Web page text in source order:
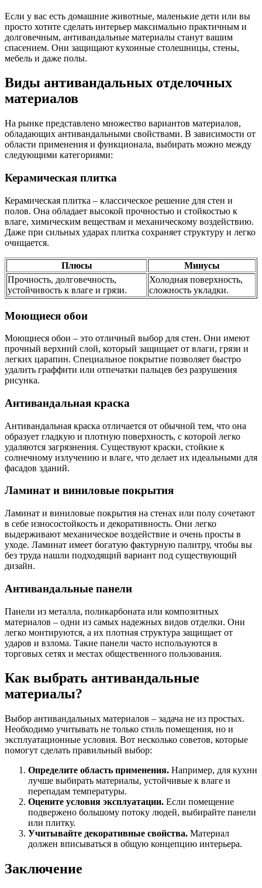
Если у вас есть домашние животные, маленькие дети или вы
просто хотите сделать интерьер максимально практичным и
долговечным, антивандальные материалы станут вашим
спасением. Они защищают кухонные столешницы, стены,
мебель и даже полы.
Виды антивандальных отделочных
материалов
На рынке представлено множество вариантов материалов,
обладающих антивандальными свойствами. В зависимости от
области применения и функционала, выбирать можно между
следующими категориями:
Керамическая плитка
Керамическая плитка – классическое решение для стен и
полов. Она обладает высокой прочностью и стойкостью к
влаге, химическим веществам и механическому воздействию.
Даже при сильных ударах плитка сохраняет структуру и легко
очищается.
Плюсы
Минусы
Прочность, долговечность,
устойчивость к влаге и грязи.
Холодная поверхность,
сложность укладки.
Моющиеся обои
Моющиеся обои – это отличный выбор для стен. Они имеют
прочный верхний слой, который защищает от влаги, грязи и
легких царапин. Специальное покрытие позволяет быстро
удалить граффити или отпечатки пальцев без разрушения
рисунка.
Антивандальная краска
Антивандальная краска отличается от обычной тем, что она
образует гладкую и плотную поверхность, с которой легко
удаляются загрязнения. Существуют краски, стойкие к
солнечному излучению и влаге, что делает их идеальными для
фасадов зданий.
Ламинат и виниловые покрытия
Ламинат и виниловые покрытия на стенах или полу сочетают
в себе износостойкость и декоративность. Они легко
выдерживают механическое воздействие и очень просты в
уходе. Ламинат имеет богатую фактурную палитру, чтобы вы
без труда нашли подходящий вариант под существующий
дизайн.
Антивандальные панели
Панели из металла, поликарбоната или композитных
материалов – одни из самых надежных видов отделки. Они
легко монтируются, а их плотная структура защищает от
ударов и взлома. Такие панели часто используются в
торговых сетях и местах общественного пользования.
Как выбрать антивандальные
материалы?
Выбор антивандальных материалов – задача не из простых.
Необходимо учитывать не только стиль помещения, но и
эксплуатационные условия. Вот несколько советов, которые
помогут сделать правильный выбор:
Определите область применения. Например, для кухни
лучше выбирать материалы, устойчивые к влаге и
перепадам температуры.
Оцените условия эксплуатации. Если помещение
подвержено большому потоку людей, выбирайте панели
или плитку.
Учитывайте декоративные свойства. Материал
должен вписываться в общую концепцию интерьера.
Заключение